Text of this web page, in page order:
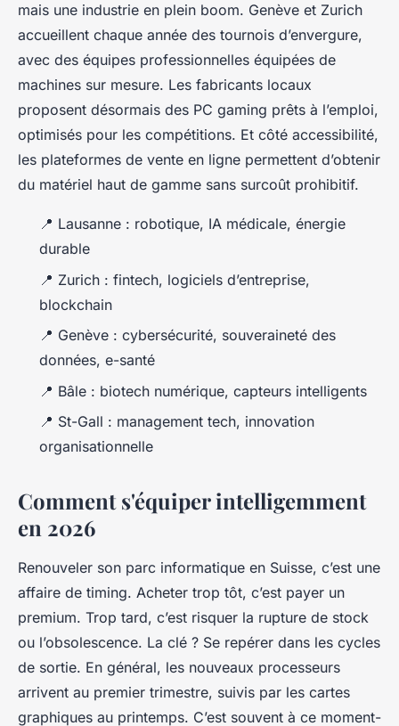
mais une industrie en plein boom. Genève et Zurich
accueillent chaque année des tournois d’envergure,
avec des équipes professionnelles équipées de
machines sur mesure. Les fabricants locaux
proposent désormais des PC gaming prêts à l’emploi,
optimisés pour les compétitions. Et côté accessibilité,
les plateformes de vente en ligne permettent d’obtenir
du matériel haut de gamme sans surcoût prohibitif.
📍 Lausanne : robotique, IA médicale, énergie
durable
📍 Zurich : fintech, logiciels d’entreprise,
blockchain
📍 Genève : cybersécurité, souveraineté des
données, e-santé
📍 Bâle : biotech numérique, capteurs intelligents
📍 St-Gall : management tech, innovation
organisationnelle
Comment s'équiper intelligemment
en 2026
Renouveler son parc informatique en Suisse, c’est une
affaire de timing. Acheter trop tôt, c’est payer un
premium. Trop tard, c’est risquer la rupture de stock
ou l’obsolescence. La clé ? Se repérer dans les cycles
de sortie. En général, les nouveaux processeurs
arrivent au premier trimestre, suivis par les cartes
graphiques au printemps. C’est souvent à ce moment-